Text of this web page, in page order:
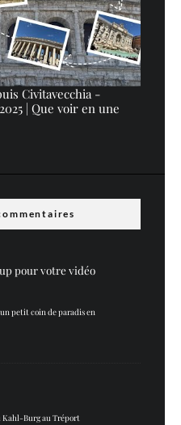
Civitavecchia -
| Que voir en une
pour votre vidéo
petit coin de paradis en
Kahl-Burg au Tréport